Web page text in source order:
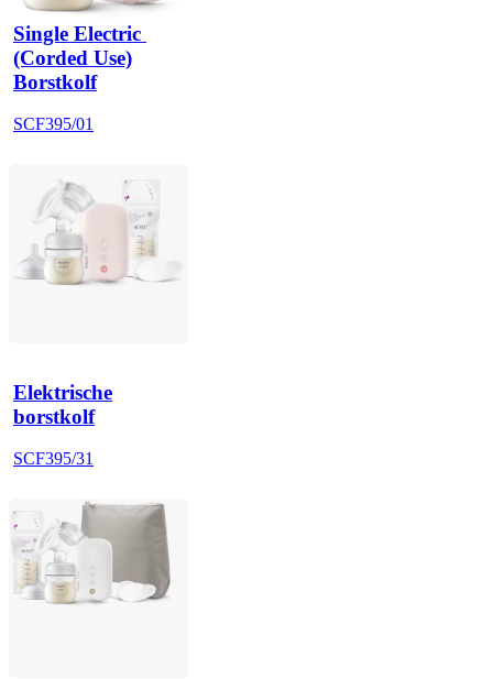
Single Electric
(Corded Use)
Borstkolf
SCF395/01
Elektrische
borstkolf
SCF395/31